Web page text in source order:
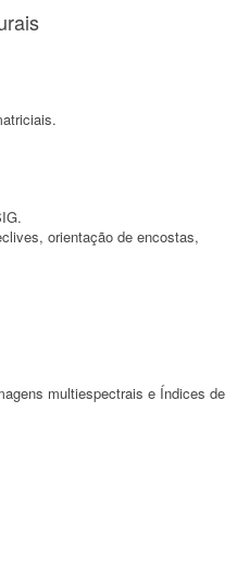
orientação de encostas,
multiespectrais e Índices de